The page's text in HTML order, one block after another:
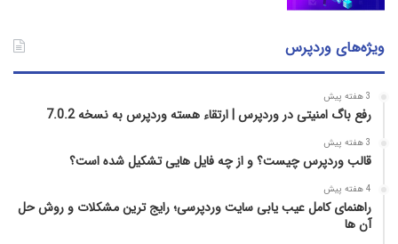
ویژه‌های وردپرس
3 هفته پیش
رفع باگ امنیتی در وردپرس | ارتقاء هسته وردپرس به نسخه 7.0.2
3 هفته پیش
قالب وردپرس چیست؟ و از چه فایل­ هایی تشکیل شده است؟
4 هفته پیش
راهنمای کامل عیب‌ یابی سایت وردپرسی؛ رایج‌ ترین مشکلات و روش حل
آن‌ ها